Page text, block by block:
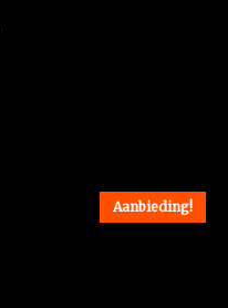
Aanbieding!